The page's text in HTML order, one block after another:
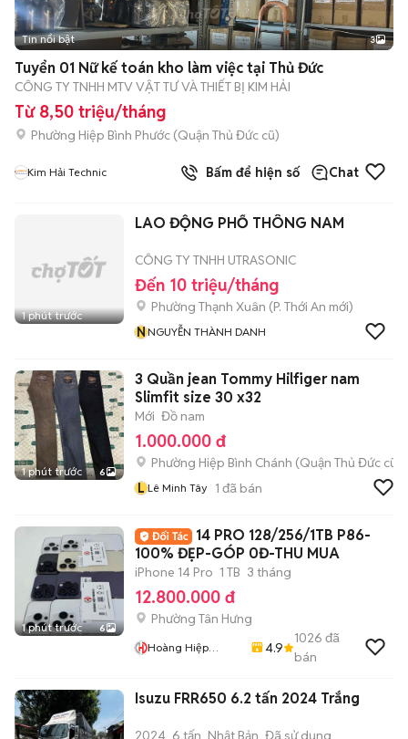
Tin nổi bật 3
Tuyển 01 Nữ kế toán kho làm việc tại Thủ Đức
CÔNG TY TNHH MTV VẬT TƯ VÀ THIẾT BỊ KIM HẢI
Từ 8,50 triệu/tháng
Phường Hiệp Bình Phước (Quận Thủ Đức cũ)
Kim Hải Technic Bấm để hiện số Chat
1 phút trước
LAO ĐỘNG PHỔ THÔNG NAM
CÔNG TY TNHH UTRASONIC
Đến 10 triệu/tháng
Phường Thạnh Xuân (P. Thới An mới)
NNGUYỄN THÀNH DANH
1 phút trước 6
3 Quần jean Tommy Hilfiger nam
Slimfit size 30 x32
Mới Đồ nam
1.000.000 đ
Phường Hiệp Bình Chánh (Quận Thủ Đức cũ)
L Lê Minh Tây 1 đã bán
1 phút trước 6
14 PRO 128/256/1TB P86-
100% ĐẸP-GÓP 0Đ-THU MUA
iPhone 14 Pro 1 TB 3 tháng
12.800.000 đ
Phường Tân Hưng
Hoàng Hiệp
4.9
1026 đã
bán
Isuzu FRR650 6.2 tấn 2024 Trắng
2024 6 tấn Nhật Bản Đã sử dụng